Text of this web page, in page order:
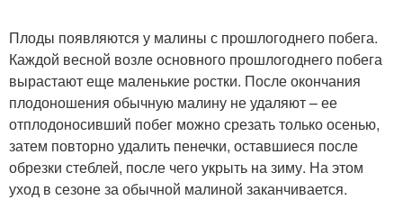
Плоды появляются у малины с прошлогоднего побега.
Каждой весной возле основного прошлогоднего побега
вырастают еще маленькие ростки. После окончания
плодоношения обычную малину не удаляют – ее
отплодоносивший побег можно срезать только осенью,
затем повторно удалить пенечки, оставшиеся после
обрезки стеблей, после чего укрыть на зиму. На этом
уход в сезоне за обычной малиной заканчивается.